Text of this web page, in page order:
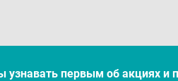
узнавать первым об акцияx и